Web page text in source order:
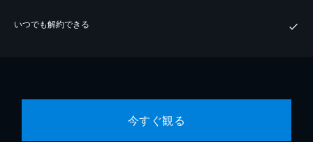
いつでも解約できる
今すぐ観る